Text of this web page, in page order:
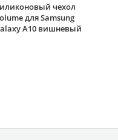
чехол
для Samsung
A10 вишневый